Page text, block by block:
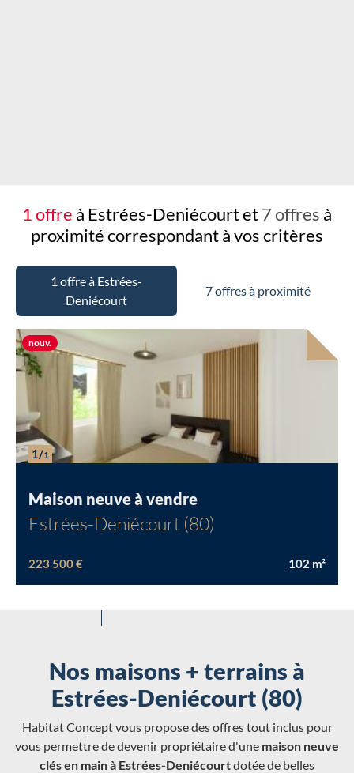
1 offre à Estrées-Deniécourt et7 offres à
proximitécorrespondant à vos critères
Chargement...
1 offre à Estrées-
Deniécourt
7 offres à proximité
1/1
Maison neuve à vendre
Estrées-Deniécourt (80)
223 500 € 102 m²
nouv.Nouvelle offre
Nos maisons + terrains à
Estrées-Deniécourt (80)
Habitat Concept vous propose des offres tout inclus pour
vous permettre de devenir propriétaire d'une maison neuve
clés en main à Estrées-Deniécourtdotée de belles